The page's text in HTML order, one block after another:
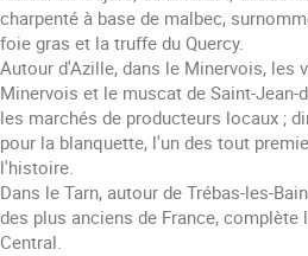
charpenté à base de malbec,
foie gras et la truffe du Quercy.
Autour d'Azille, dans le Minervois, les
Minervois et le muscat de Saint-
les marchés de producteurs locaux ;
pour la blanquette, l'un des tout
l'histoire.
Dans le Tarn, autour de Trébas-les-
des plus anciens de France,
Central.